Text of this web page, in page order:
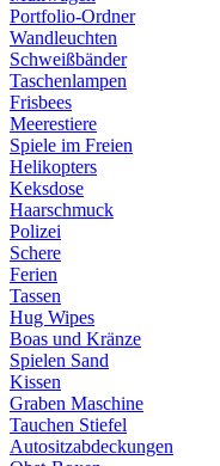
Portfolio-Ordner
Wandleuchten
Schweißbänder
Taschenlampen
Frisbees
Meerestiere
Spiele im Freien
Helikopters
Keksdose
Haarschmuck
Polizei
Schere
Ferien
Tassen
Hug Wipes
Boas und Kränze
Spielen Sand
Kissen
Graben Maschine
Tauchen Stiefel
Autositzabdeckungen